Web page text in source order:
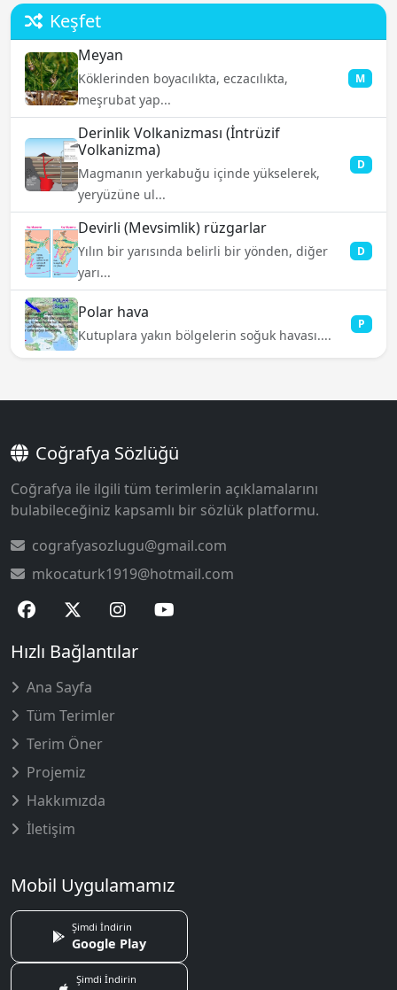
Keşfet
Meyan
Köklerinden boyacılıkta, eczacılıkta,
meşrubat yap...
M
Derinlik Volkanizması (İntrüzif
Volkanizma)
Magmanın yerkabuğu içinde yükselerek,
yeryüzüne ul...
D
Devirli (Mevsimlik) rüzgarlar
Yılın bir yarısında belirli bir yönden, diğer
yarı...
D
Polar hava
Kutuplara yakın bölgelerin soğuk havası....
P
Coğrafya Sözlüğü
Coğrafya ile ilgili tüm terimlerin açıklamalarını
bulabileceğiniz kapsamlı bir sözlük platformu.
cografyasozlugu@gmail.com
mkocaturk1919@hotmail.com
Hızlı Bağlantılar
Ana Sayfa
Tüm Terimler
Terim Öner
Projemiz
Hakkımızda
İletişim
Mobil Uygulamamız
Şimdi İndirin
Google Play
Şimdi İndirin